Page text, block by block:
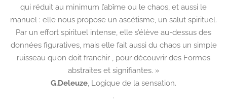
qui réduit au minimum l’abîme ou le chaos, et aussi le
manuel : elle nous propose un ascétisme, un salut spirituel.
Par un effort spirituel intense, elle s’élève au-dessus des
données figuratives, mais elle fait aussi du chaos un simple
ruisseau qu’on doit franchir , pour découvrir des Formes
abstraites et signifiantes. »
G.Deleuze, Logique de la sensation.
.